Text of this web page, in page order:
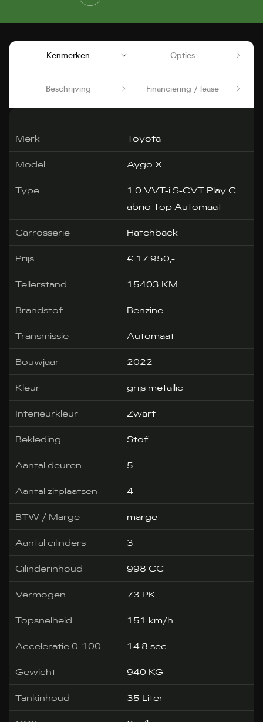
Kenmerken Opties
Beschrijving Financiering / lease
Merk Toyota
Model Aygo X
Type
1.0 VVT-i S-CVT Play C
abrio Top Automaat
Carrosserie Hatchback
Prijs € 17.950,-
Tellerstand 15403 KM
Brandstof Benzine
Transmissie Automaat
Bouwjaar 2022
Kleur grijs metallic
Interieurkleur Zwart
Bekleding Stof
Aantal deuren 5
Aantal zitplaatsen 4
BTW / Marge marge
Aantal cilinders 3
Cilinderinhoud 998 CC
Vermogen 73 PK
Topsnelheid 151 km/h
Acceleratie 0-100 14.8 sec.
Gewicht 940 KG
Tankinhoud 35 Liter